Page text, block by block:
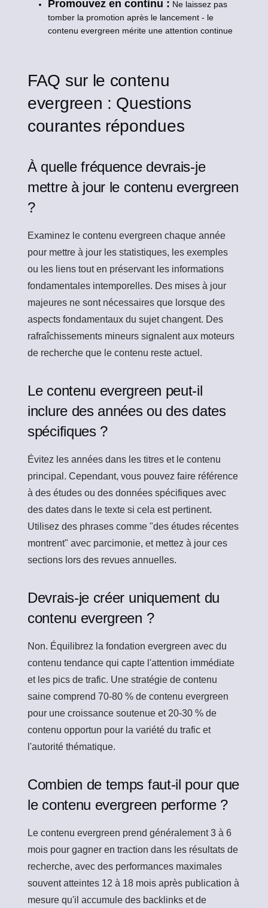
Promouvez en continu : Ne laissez pas
tomber la promotion après le lancement - le
contenu evergreen mérite une attention continue
FAQ sur le contenu
evergreen : Questions
courantes répondues
À quelle fréquence devrais-je
mettre à jour le contenu evergreen
?
Examinez le contenu evergreen chaque année
pour mettre à jour les statistiques, les exemples
ou les liens tout en préservant les informations
fondamentales intemporelles. Des mises à jour
majeures ne sont nécessaires que lorsque des
aspects fondamentaux du sujet changent. Des
rafraîchissements mineurs signalent aux moteurs
de recherche que le contenu reste actuel.
Le contenu evergreen peut-il
inclure des années ou des dates
spécifiques ?
Évitez les années dans les titres et le contenu
principal. Cependant, vous pouvez faire référence
à des études ou des données spécifiques avec
des dates dans le texte si cela est pertinent.
Utilisez des phrases comme "des études récentes
montrent" avec parcimonie, et mettez à jour ces
sections lors des revues annuelles.
Devrais-je créer uniquement du
contenu evergreen ?
Non. Équilibrez la fondation evergreen avec du
contenu tendance qui capte l'attention immédiate
et les pics de trafic. Une stratégie de contenu
saine comprend 70-80 % de contenu evergreen
pour une croissance soutenue et 20-30 % de
contenu opportun pour la variété du trafic et
l'autorité thématique.
Combien de temps faut-il pour que
le contenu evergreen performe ?
Le contenu evergreen prend généralement 3 à 6
mois pour gagner en traction dans les résultats de
recherche, avec des performances maximales
souvent atteintes 12 à 18 mois après publication à
mesure qu'il accumule des backlinks et de